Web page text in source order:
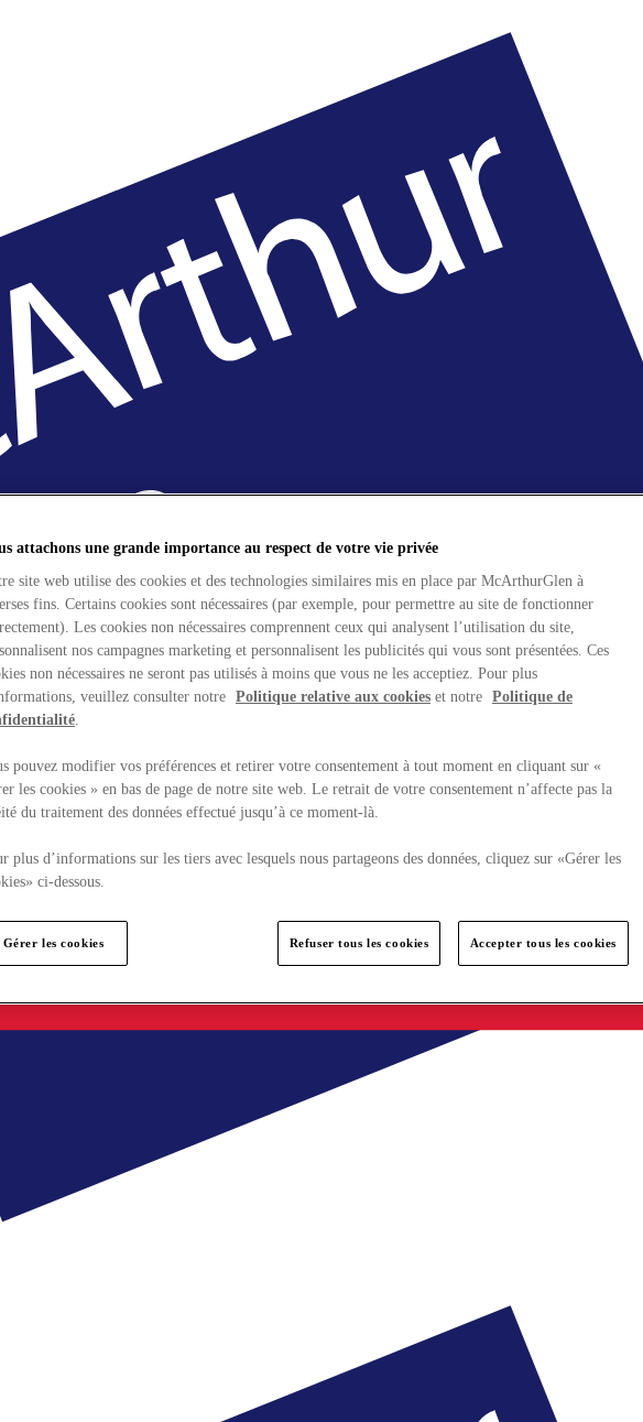
attachons une grande importance au respect de votre vie privée
site web utilise des cookies et des technologies similaires mis en place par McArthurGlen à
fins. Certains cookies sont nécessaires (par exemple, pour permettre au site de fonctionner
Les cookies non nécessaires comprennent ceux qui analysent l’utilisation du site,
nos campagnes marketing et personnalisent les publicités qui vous sont présentées. Ces
non nécessaires ne seront pas utilisés à moins que vous ne les acceptiez. Pour plus
veuillez consulter notre Politique relative aux cookies et notre Politique de
.
pouvez modifier vos préférences et retirer votre consentement à tout moment en cliquant sur «
les cookies » en bas de page de notre site web. Le retrait de votre consentement n’affecte pas la
du traitement des données effectué jusqu’à ce moment-là.
plus d’informations sur les tiers avec lesquels nous partageons des données, cliquez sur «Gérer les
ci-dessous.
Gérer les cookies Refuser tous les cookies Accepter tous les cookies